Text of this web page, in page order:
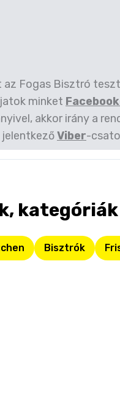
Fogas Bisztró
minket
akkor irány a
Viber-
kategóriák
Bisztrók